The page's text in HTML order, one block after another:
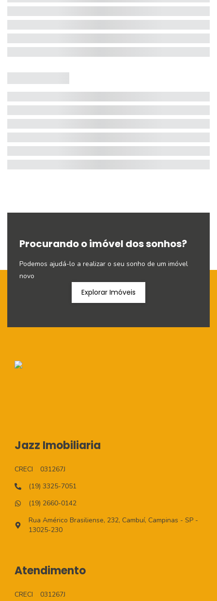
Procurando o imóvel dos sonhos?
Podemos ajudá-lo a realizar o seu sonho de um imóvel
novo
Explorar Imóveis
Jazz Imobiliaria
CRECI
031267J
(19) 3325-7051
(19) 2660-0142
Rua Américo Brasiliense, 232, Cambuí, Campinas - SP -
13025-230
Atendimento
CRECI
031267J